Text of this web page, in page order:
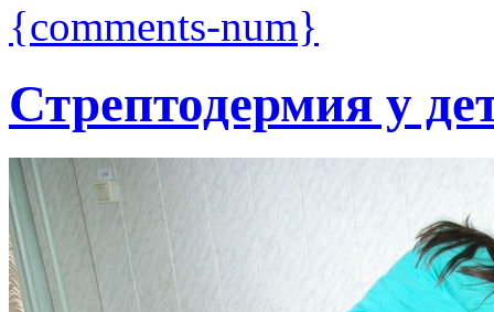
{comments-num}
Стрептодермия у